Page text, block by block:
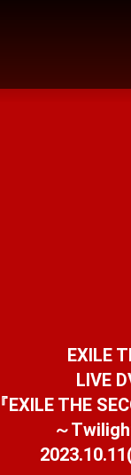
EXILE
LIVE
『EXILE THE
～